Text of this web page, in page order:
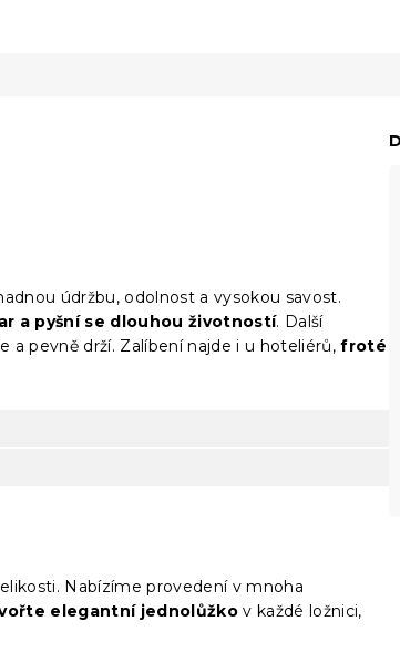
údržbu, odolnost a vysokou savost.
a pyšní se dlouhou životností. Další
a pevně drží. Zalíbení najde i u hoteliérů,froté
Nabízíme provedení v mnoha
elegantní jednolůžko v každé ložnici,